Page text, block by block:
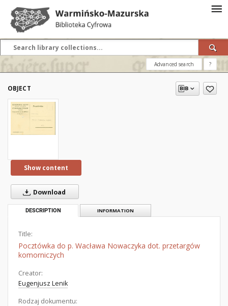
Advanced search ?
OBJECT
Show content
Download
DESCRIPTION INFORMATION
Title:
Pocztówka do p. Wacława Nowaczyka dot. przetargów
komorniczych
Creator:
Eugenjusz Lenik
Rodzaj dokumentu: